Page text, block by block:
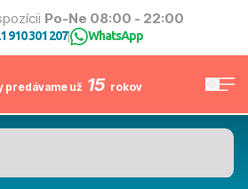
Po-Ne 08:00 - 22:00
910 301 207| WhatsApp
predávame už 15 rokov